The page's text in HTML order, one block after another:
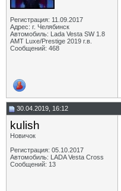
Регистрация: 11.09.2017
Адрес: г. Челябинск
Автомобиль: Lada Vesta SW 1.8
АМТ Luxe/Prestige 2019 г.в.
Сообщений: 468
30.04.2019, 16:12
kulish
Новичок
Регистрация: 05.10.2017
Автомобиль: LADA Vesta Cross
Сообщений: 13